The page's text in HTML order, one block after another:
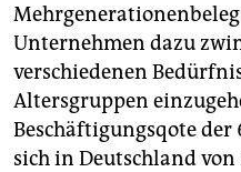
Unternehmen dazu
verschiedenen
Altersgruppen
Beschäftigungsqote der
sich in Deutschland von